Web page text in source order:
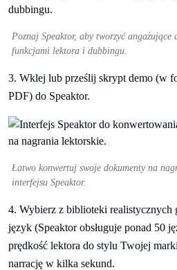
Poznaj Speaktor, aby tworzyć
funkcjami lektora i dubbingu.
3. Wklej lub prześlij skrypt demo (w
PDF) do Speaktor.
Łatwo konwertuj swoje dokumenty na
interfejsu Speaktor.
4. Wybierz z biblioteki realistycznych
język (Speaktor obsługuje ponad 50
prędkość lektora do stylu Twojej
narrację w kilka sekund.